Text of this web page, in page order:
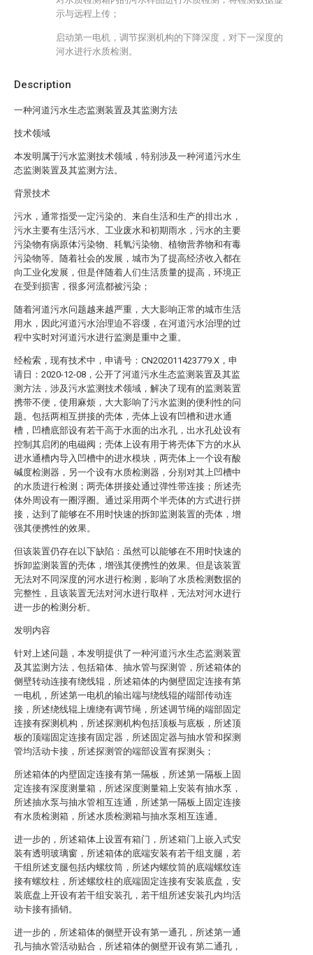
Description
一种河道污水生态监测装置及其监测方法
技术领域
本发明属于污水监测技术领域，特别涉及一种河道污水生
态监测装置及其监测方法。
背景技术
污水，通常指受一定污染的、来自生活和生产的排出水，
污水主要有生活污水、工业废水和初期雨水，污水的主要
污染物有病原体污染物、耗氧污染物、植物营养物和有毒
污染物等。随着社会的发展，城市为了提高经济收入都在
向工业化发展，但是伴随着人们生活质量的提高，环境正
在受到损害，很多河流都被污染；
随着河道污水问题越来越严重，大大影响正常的城市生活
用水，因此河道污水治理迫不容缓，在河道污水治理的过
程中实时对河道污水进行监测是重中之重。
经检索，现有技术中，申请号：CN202011423779.X，申
请日：2020-12-08，公开了河道污水生态监测装置及其监
测方法，涉及污水监测技术领域，解决了现有的监测装置
携带不便，使用麻烦，大大影响了污水监测的便利性的问
题。包括两相互拼接的壳体，壳体上设有凹槽和进水通
槽，凹槽底部设有若干高于水面的出水孔，出水孔处设有
控制其启闭的电磁阀；壳体上设有用于将壳体下方的水从
进水通槽内导入凹槽中的进水模块，两壳体上一个设有酸
碱度检测器，另一个设有水质检测器，分别对其上凹槽中
的水质进行检测；两壳体拼接处通过弹性带连接；所述壳
体外周设有一圈浮圈。通过采用两个半壳体的方式进行拼
接，达到了能够在不用时快速的拆卸监测装置的壳体，增
强其便携性的效果。
但该装置仍存在以下缺陷：虽然可以能够在不用时快速的
拆卸监测装置的壳体，增强其便携性的效果。但是该装置
无法对不同深度的河水进行检测，影响了水质检测数据的
完整性，且该装置无法对河水进行取样，无法对河水进行
进一步的检测分析。
发明内容
针对上述问题，本发明提供了一种河道污水生态监测装置
及其监测方法，包括箱体、抽水管与探测管，所述箱体的
侧壁转动连接有绕线辊，所述箱体的内侧壁固定连接有第
一电机，所述第一电机的输出端与绕线辊的端部传动连
接，所述绕线辊上缠绕有调节绳，所述调节绳的端部固定
连接有探测机构，所述探测机构包括顶板与底板，所述顶
板的顶端固定连接有固定器，所述固定器与抽水管和探测
管均活动卡接，所述探测管的端部设置有探测头；
所述箱体的内壁固定连接有第一隔板，所述第一隔板上固
定连接有深度测量箱，所述深度测量箱上安装有抽水泵，
所述抽水泵与抽水管相互连通，所述第一隔板上固定连接
有水质检测箱，所述水质检测箱与抽水泵相互连通。
进一步的，所述箱体上设置有箱门，所述箱门上嵌入式安
装有透明玻璃窗，所述箱体的底端安装有若干组支腿，若
干组所述支腿包括内螺纹筒，所述内螺纹筒的底端螺纹连
接有螺纹柱，所述螺纹柱的底端固定连接有安装底盘，安
装底盘上开设有若干组安装孔，若干组所述安装孔内均活
动卡接有插销。
进一步的，所述箱体的侧壁开设有第一通孔，所述第一通
孔与抽水管活动贴合，所述箱体的侧壁开设有第二通孔，
示与远程上传；
启动第一电机，调节探测机构的下降深度，对下一深度的
河水进行水质检测。